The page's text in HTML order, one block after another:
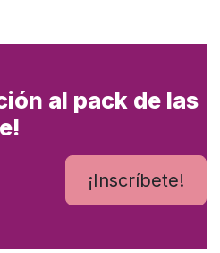
al pack de las
¡Inscríbete!